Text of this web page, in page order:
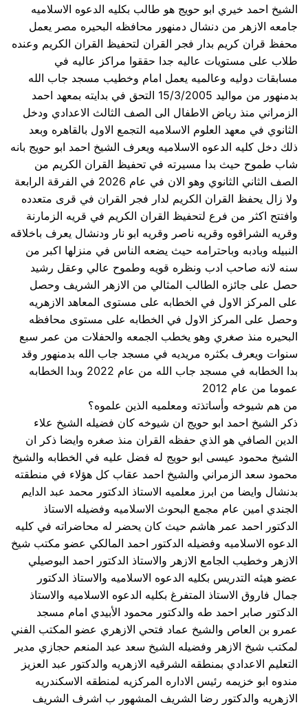
الشيخ احمد خيري ابو حويج هو طالب بكليه الدعوه الاسلاميه
جامعه الازهر من دنشال دمنهور محافظه البحيره مصر يعمل
محفظ قران كريم بدار فجر القران لتحفيظ القران الكريم وعنده
طلاب على مستويات عاليه جدا حققوا مراكز عاليه في
مسابقات دوليه وعالميه يعمل امام وخطيب مسجد جاب الله
بدمنهور من مواليد 15/3/2005 التحق في بدايته بمعهد احمد
الزمراني منذ رياض الاطفال الى الصف الثالث الاعدادي ودخل
الثانوي في معهد العلوم الاسلاميه التجمع الاول بالقاهره وبعد
ذلك دخل كليه الدعوه الاسلاميه ويعرف الشيخ احمد ابو حويج بانه
شاب طموح حيث بدا مسيرته في تحفيظ القران الكريم من
الصف الثاني الثانوي وهو الان في عام 2026 في الفرقة الرابعة
ولا زال يحفظ القران الكريم لدار فجر القران في قرى متعدده
وافتتح اكثر من فرع لتحفيظ القران الكريم في قريه الزمارنة
وقريه الشراقوه وقريه ناصر وقريه ابو نار ودنشال يعرف باخلاقه
النبيله وبادبه وباحترامه حيث يضعه الناس في منزلها اكبر من
سنه لانه صاحب ادب ونظره قويه وطموح عالي وعقل رشيد
حصل على جائزه الطالب المثالي من الازهر الشريف وحصل
على المركز الاول في الخطابه على مستوى المعاهد الازهريه
وحصل على المركز الاول في الخطابه على مستوى محافظه
البحيره منذ صغري وهو يخطب الجمعه والحفلات من عمر سبع
سنوات ويعرف بكثره مريديه في مسجد جاب الله بدمنهور وقد
بدا الخطابه في مسجد جاب الله من عام 2022 وبدا الخطابه
عموما من عام 2012
من هم شيوخه وأساتذته ومعلميه الذين علموه؟
ذكر الشيخ احمد ابو حويج ان شيوخه كان فضيله الشيخ علاء
الدين الصافي هو الذي حفظه القران منذ صغره وايضا ذكر ان
الشيخ محمود عيسى ابو حويج له فضل عليه في الخطابه والشيخ
محمود سعد الزمراني والشيخ احمد عقاب كل هؤلاء في منطقته
بدنشال وايضا من ابرز معلميه الاستاذ الدكتور محمد عبد الدايم
الجندي امين عام مجمع البحوث الاسلاميه وفضيله الاستاذ
الدكتور احمد عمر هاشم حيث كان يحضر له محاضراته في كليه
الدعوه الاسلاميه وفضيله الدكتور احمد المالكي عضو مكتب شيخ
الازهر وخطيب الجامع الازهر والاستاذ الدكتور احمد البوصيلي
عضو هيئه التدريس بكليه الدعوه الاسلاميه والاستاذ الدكتور
جمال فاروق الاستاذ المتفرغ بكليه الدعوه الاسلاميه والاستاذ
الدكتور صابر احمد طه والدكتور محمود الأبيدي امام مسجد
عمرو بن العاص والشيخ عماد فتحي الازهري عضو المكتب الفني
لمكتب شيخ الازهر وفضيله الشيخ سعد عبد المنعم حجازي مدير
التعليم الاعدادي بمنطقه الشرقيه الازهريه والدكتور عبد العزيز
مندوه ابو خزيمه رئيس الاداره المركزيه لمنطقه الاسكندريه
الازهريه والدكتور رضا الشريف المشهور ب اشرف الشريف